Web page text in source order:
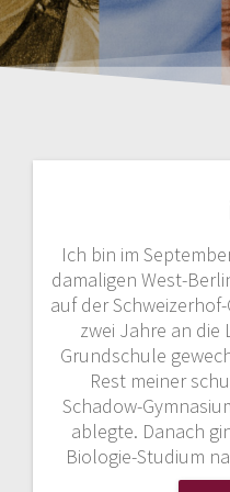
Ich bin im
damaligen West-
auf der
zwei Jahre an
Grundschule
Rest meiner
Schadow-
ablegte. Danach
Biologie-Studium